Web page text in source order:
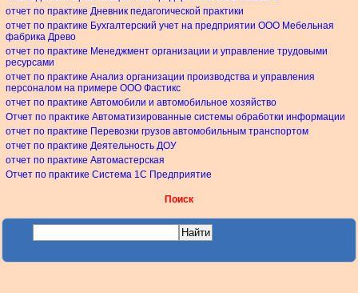
отчет по практике Дневник педагогической практики
отчет по практике Бухгалтерский учет на предприятии ООО Мебельная
фабрика Древо
отчет по практике Менеджмент организации и управление трудовыми
ресурсами
отчет по практике Анализ организации производства и управления
персоналом на примере ООО Фастикс
отчет по практике Автомобили и автомобильное хозяйство
Отчет по практике Автоматизированные системы обработки информации
отчет по практике Перевозки грузов автомобильным транспортом
отчет по практике Деятельность ДОУ
отчет по практике Автомастерская
Отчет по практике Система 1С Предприятие
Поиск